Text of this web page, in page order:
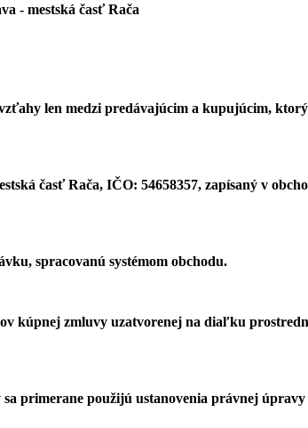
- mestská časť Rača
len medzi predávajúcim a kupujúcim,
časť Rača, IČO: 54658357, zapísaný v
spracovanú systémom obchodu.
kúpnej zmluvy uzatvorenej na diaľku
primerane použijú ustanovenia právnej